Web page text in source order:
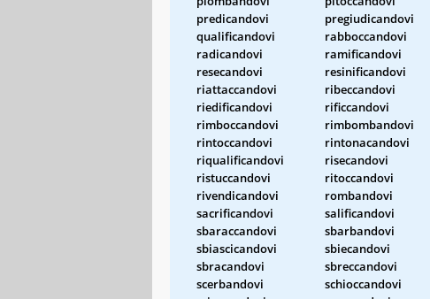
predicandovi
pregiudicandovi
qualificandovi
rabboccandovi
radicandovi
ramificandovi
resecandovi
resinificandovi
riattaccandovi
ribeccandovi
riedificandovi
rificcandovi
rimboccandovi
rimbombandovi
rintoccandovi
rintonacandovi
riqualificandovi
risecandovi
ristuccandovi
ritoccandovi
rivendicandovi
rombandovi
sacrificandovi
salificandovi
sbaraccandovi
sbarbandovi
sbiascicandovi
sbiecandovi
sbracandovi
sbreccandovi
scerbandovi
schioccandovi